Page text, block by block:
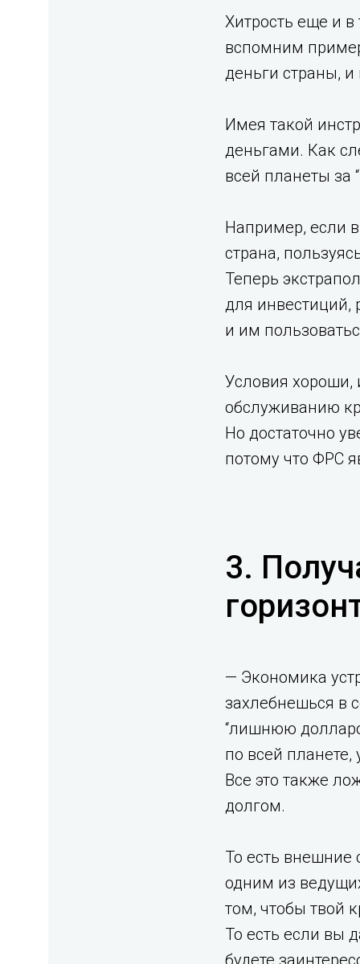
Хитрость еще и
вспомним
деньги страны, и
Имея такой
деньгами. Как
всей планеты за
Например, если
страна,
Теперь
для инвестиций,
и им
Условия хороши,
обслуживанию
Но достаточно
потому что ФРС
3.
— Экономика
захлебнешься в
“лишнюю
по всей планете,
Все это также
долгом. ⁣
То есть внешние
одним из
том, чтобы твой
То есть если вы
будете